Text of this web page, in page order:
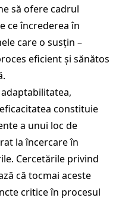
să ofere cadrul
ce încrederea în
care o susțin –
eficient și sănătos
constituie
a unui loc de
la încercare în
Cercetările privind
că tocmai aceste
critice în procesul